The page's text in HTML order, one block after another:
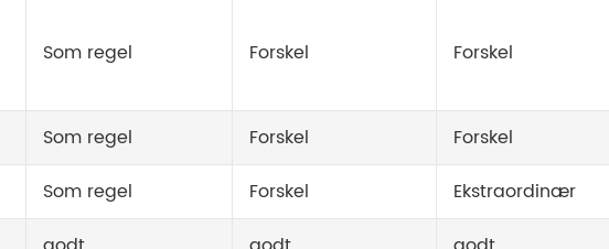
Som regel Forskel Forskel
Som regel Forskel
Forskel
Som regel Forskel
Ekstraordinær